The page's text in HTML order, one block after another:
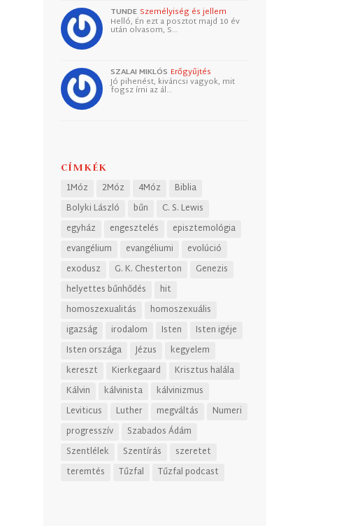
TUNDE Személyiség és jellem
Helló, Én ezt a posztot majd 10 év
után olvasom, S…
SZALAI MIKLÓS Erőgyűjtés
Jó pihenést, kiváncsi vagyok, mit
fogsz írni az ál…
CÍMKÉK
1Móz 2Móz 4Móz
Biblia
Bolyki László
bűn
C. S. Lewis
egyház
engesztelés
episztemológia
evangélium
evangéliumi
evolúció
exodusz
G. K. Chesterton
Genezis
helyettes bűnhődés
hit
homoszexualitás
homoszexuális
igazság
irodalom Isten
Isten igéje
Isten országa
Jézus
kegyelem
kereszt
Kierkegaard
Krisztus halála
Kálvin
kálvinista
kálvinizmus
Leviticus
Luther megváltás
Numeri
progresszív
Szabados Ádám
Szentlélek
Szentírás
szeretet
teremtés
Tűzfal Tűzfal podcast